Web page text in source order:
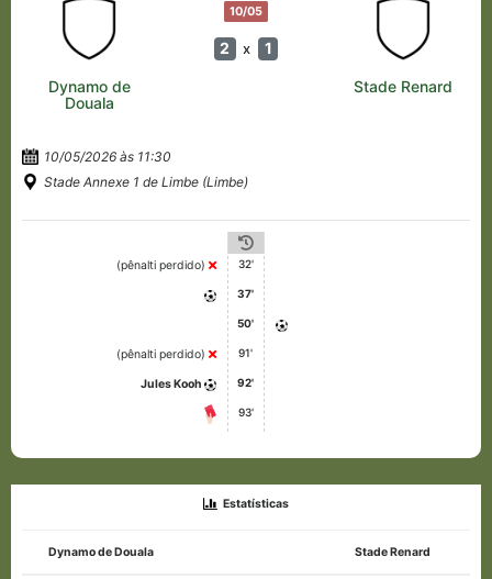
10/05
2 x 1
Dynamo de
Douala
Stade Renard
10/05/2026 às 11:30
Stade Annexe 1 de Limbe (Limbe)
(pênalti perdido) 32'
37'
50'
(pênalti perdido) 91'
Jules Kooh 92'
93'
Estatísticas
Dynamo de Douala Stade Renard